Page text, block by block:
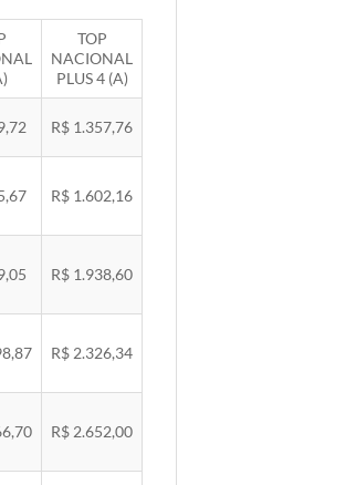
TOP
NACIONAL
PLUS 4 (A)
R$ 1.357,76
R$ 1.602,16
R$ 1.938,60
R$ 2.326,34
R$ 2.652,00